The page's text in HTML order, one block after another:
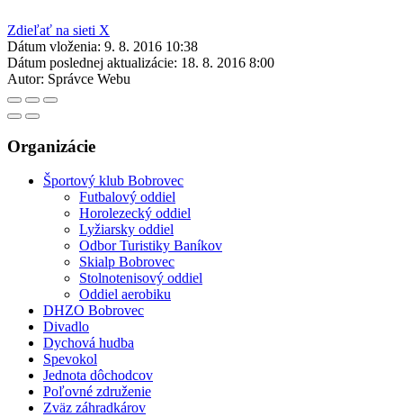
Zdieľať na sieti X
Dátum vloženia: 9. 8. 2016 10:38
Dátum poslednej aktualizácie: 18. 8. 2016 8:00
Autor: Správce Webu
Organizácie
Športový klub Bobrovec
Futbalový oddiel
Horolezecký oddiel
Lyžiarsky oddiel
Odbor Turistiky Baníkov
Skialp Bobrovec
Stolnotenisový oddiel
Oddiel aerobiku
DHZO Bobrovec
Divadlo
Dychová hudba
Spevokol
Jednota dôchodcov
Poľovné združenie
Zväz záhradkárov